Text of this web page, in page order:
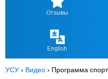
Отзывы
English
УСУ › Видео › Программа